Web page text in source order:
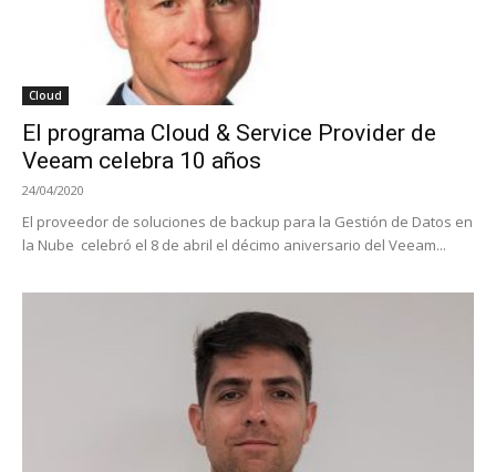
Cloud
El programa Cloud & Service Provider de
Veeam celebra 10 años
24/04/2020
El proveedor de soluciones de backup para la Gestión de Datos en
la Nube celebró el 8 de abril el décimo aniversario del Veeam...